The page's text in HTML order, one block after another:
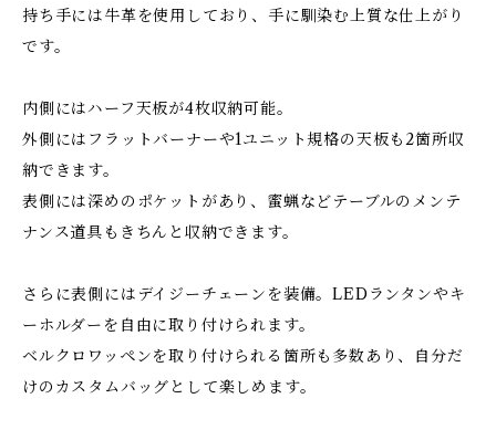
持ち手には牛革を使用しており、手に馴染む上質な仕上がり
です。
内側にはハーフ天板が4枚収納可能。
外側にはフラットバーナーや1ユニット規格の天板も2箇所収
納できます。
表側には深めのポケットがあり、蜜蝋などテーブルのメンテ
ナンス道具もきちんと収納できます。
さらに表側にはデイジーチェーンを装備。LEDランタンやキ
ーホルダーを自由に取り付けられます。
ベルクロワッペンを取り付けられる箇所も多数あり、自分だ
けのカスタムバッグとして楽しめます。